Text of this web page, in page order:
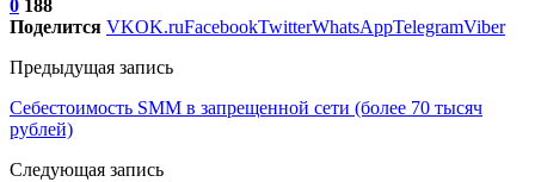
0 188
Поделится VKOK.ruFacebookTwitterWhatsAppTelegramViber
Предыдущая запись
Cебестоимость SMM в запрещенной сети (более 70 тысяч
рублей)
Следующая запись